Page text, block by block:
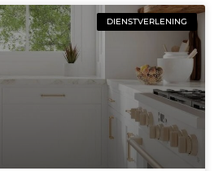
DIENSTVERLENING